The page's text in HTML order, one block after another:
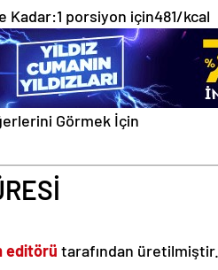
Kadar:1 porsiyon için481/kcal
Görmek İçin
editörü tarafından üretilmiştir.